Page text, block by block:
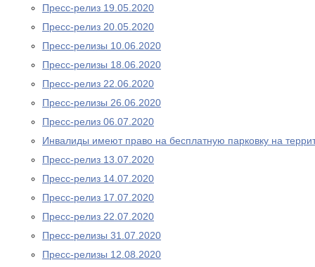
Пресс-релиз 19.05.2020
Пресс-релиз 20.05.2020
Пресс-релизы 10.06.2020
Пресс-релизы 18.06.2020
Пресс-релиз 22.06.2020
Пресс-релизы 26.06.2020
Пресс-релиз 06.07.2020
Инвалиды имеют право на бесплатную парковку на
Пресс-релиз 13.07.2020
Пресс-релиз 14.07.2020
Пресс-релиз 17.07.2020
Пресс-релиз 22.07.2020
Пресс-релизы 31.07.2020
Пресс-релизы 12.08.2020